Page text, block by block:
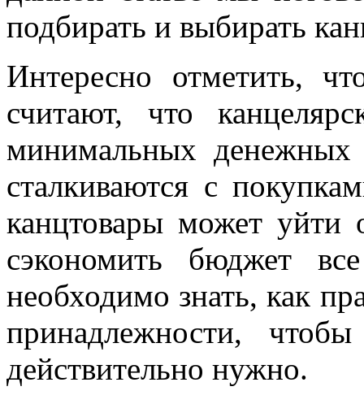
подбирать и выбирать
Интересно отметить,
считают, что
минимальных денежных
сталкиваются с
канцтовары может уйти
сэкономить бюджет
необходимо знать, как
принадлежности,
действительно нужно.